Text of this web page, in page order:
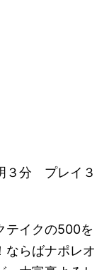
３分 プレイ３
テイクの500を
ならばナポレオ